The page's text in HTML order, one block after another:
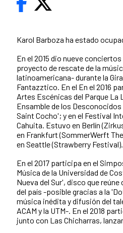
Karol Barboza ha estado
En el 2015 dio nueve
proyecto de rescate de la
latinoamericana- durante la
Fantazztico. En el En el 2016
Artes Escénicas del Parque La
Ensamble de los
Saint Cocho'; y en el Festival
Cahuita. Estuvo en Berlín
en Frankfurt (SommerWerft
en Seattle (Strawberry Festival).
En el 2017 participa en el
Música de la Universidad de
Nueva del Sur', disco que
del país -posible gracias a la
música inédita y difusión del
ACAM y la UTM-. En el 2018
junto con Las Chicharras,